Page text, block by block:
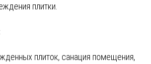
плитки.
плиток, санация помещения,